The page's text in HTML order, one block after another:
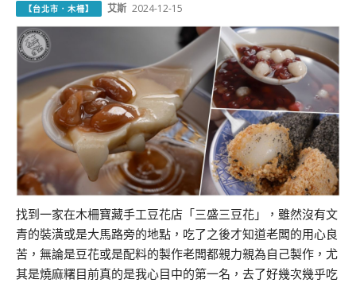
【台北市．木柵】 艾斯 2024-12-15
找到一家在木柵寶藏手工豆花店「三盛三豆花」，雖然沒有文
青的裝潢或是大馬路旁的地點，吃了之後才知道老闆的用心良
苦，無論是豆花或是配料的製作老闆都親力親為自己製作，尤
其是燒麻糬目前真的是我心目中的第一名，去了好幾次幾乎吃